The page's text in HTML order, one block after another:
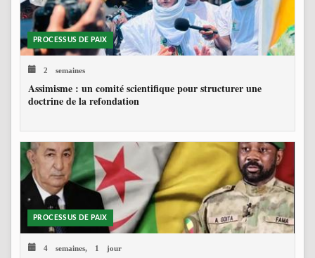
PROCESSUS DE PAIX
2 semaines
Assimisme : un comité scientifique pour structurer une
doctrine de la refondation
PROCESSUS DE PAIX
4 semaines, 1 jour